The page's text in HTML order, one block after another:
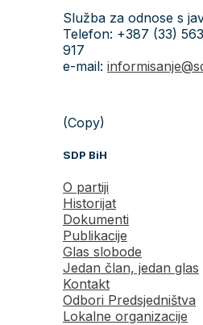
Služba za odnose s
Telefon: +387 (33)
917
e-mail:
(Copy)
SDP BiH
O partiji
Historijat
Dokumenti
Publikacije
Glas slobode
Jedan član, jedan glas
Kontakt
Odbori Predsjedništva
Lokalne organizacije